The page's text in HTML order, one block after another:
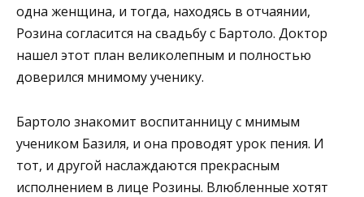
одна женщина, и тогда, находясь в отчаянии,
Розина согласится на свадьбу с Бартоло. Доктор
нашел этот план великолепным и полностью
доверился мнимому ученику.
Бартоло знакомит воспитанницу с мнимым
учеником Базиля, и она проводят урок пения. И
тот, и другой наслаждаются прекрасным
исполнением в лице Розины. Влюбленные хотят